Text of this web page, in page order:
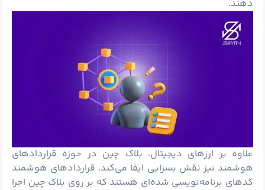
دهند.
علاوه بر ارزهای دیجیتال، بلاک چین در حوزه قراردادهای
هوشمند نیز نقش بسزایی ایفا می‌کند. قراردادهای هوشمند
کدهای برنامه‌نویسی شده‌ای هستند که بر روی بلاک چین اجرا